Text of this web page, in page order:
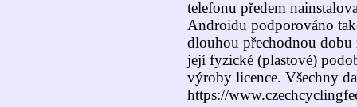
telefonu předem
Androidu podporováno
dlouhou přechodnou dobu
její fyzické (plastové)
výroby licence. Všechny
https://